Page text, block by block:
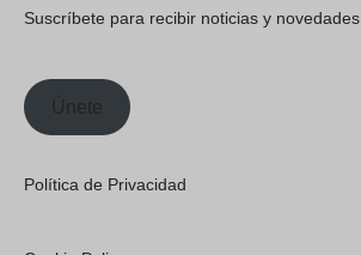
Suscríbete para recibir noticias y novedades
Únete
Política de Privacidad